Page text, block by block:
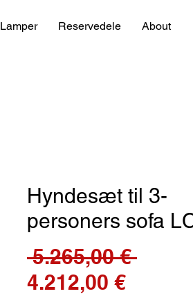
Lamper Reservedele About
Hyndesæt til 3-
personers sofa
5.265,00 €
4.212,00 €